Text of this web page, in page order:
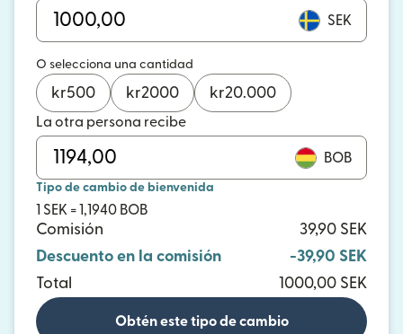
SEK
O selecciona una cantidad
kr500 kr2000 kr20.000
La otra persona recibe
BOB
Tipo de cambio de bienvenida
1 SEK = 1,1940 BOB
Comisión
39,90 SEK
Descuento en la comisión
-39,90 SEK
Total
1000,00 SEK
Obtén este tipo de cambio